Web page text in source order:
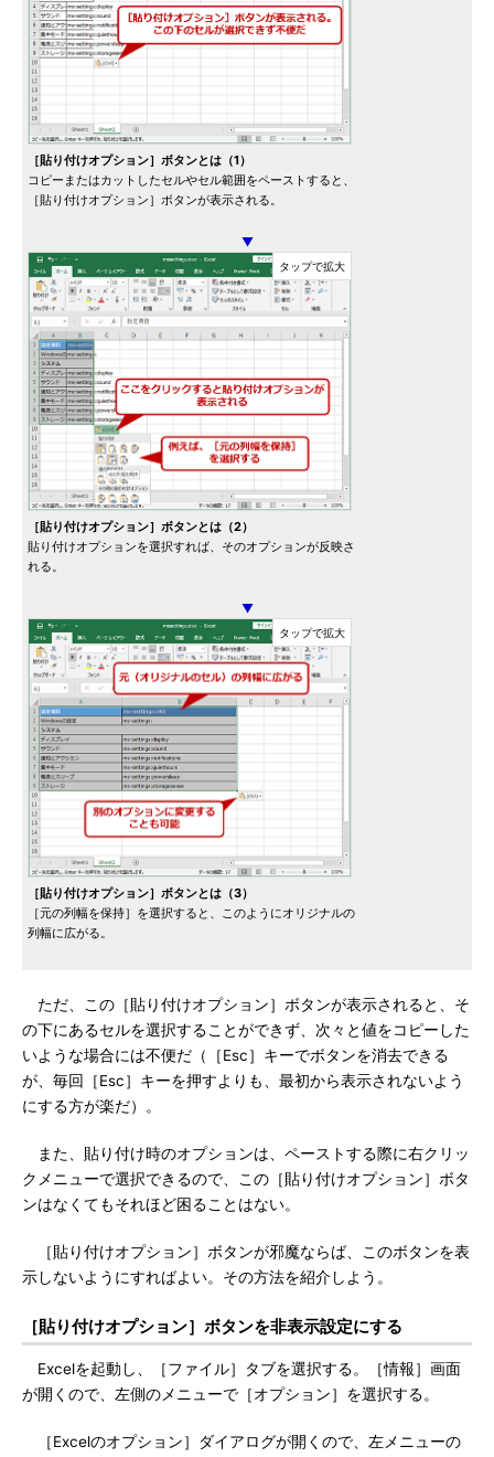
［貼り付けオプション］ボタンとは（1）
コピーまたはカットしたセルやセル範囲をペーストすると、
［貼り付けオプション］ボタンが表示される。
▼
［貼り付けオプション］ボタンとは（2）
貼り付けオプションを選択すれば、そのオプションが反映さ
れる。
▼
［貼り付けオプション］ボタンとは（3）
［元の列幅を保持］を選択すると、このようにオリジナルの
列幅に広がる。
ただ、この［貼り付けオプション］ボタンが表示されると、そ
の下にあるセルを選択することができず、次々と値をコピーした
いような場合には不便だ（［Esc］キーでボタンを消去できる
が、毎回［Esc］キーを押すよりも、最初から表示されないよう
にする方が楽だ）。
また、貼り付け時のオプションは、ペーストする際に右クリッ
クメニューで選択できるので、この［貼り付けオプション］ボタ
ンはなくてもそれほど困ることはない。
［貼り付けオプション］ボタンが邪魔ならば、このボタンを表
示しないようにすればよい。その方法を紹介しよう。
［貼り付けオプション］ボタンを非表示設定にする
Excelを起動し、［ファイル］タブを選択する。［情報］画面
が開くので、左側のメニューで［オプション］を選択する。
［Excelのオプション］ダイアログが開くので、左メニューの